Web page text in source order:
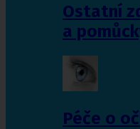
Ostatní
a
Péče o